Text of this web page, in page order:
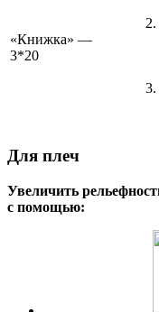
«Книжка» —
3*20
Для плеч
Увеличить
с помощью: